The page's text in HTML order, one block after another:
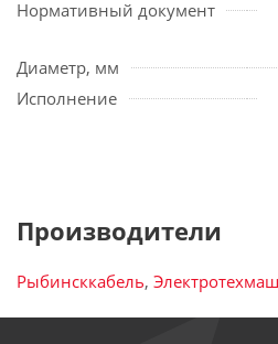
Нормативный документ
Диаметр, мм
Исполнение
Производители
Рыбинсккабель, Электротехмаш